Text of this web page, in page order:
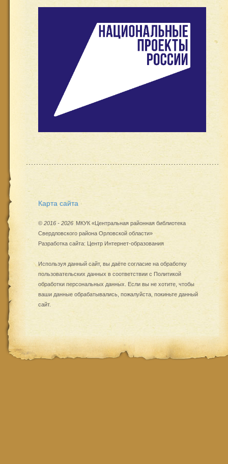
Карта сайта
© 2016 - 2026 МКУК «Центральная районная библиотека
Свердловского района Орловской области»
Разработка сайта: Центр Интернет-образования
Используя данный сайт, вы даёте согласие на обработку
пользовательских данных в соответствии с Политикой
обработки персональных данных . Если вы не хотите, чтобы
ваши данные обрабатывались, пожалуйста, покиньте данный
сайт.